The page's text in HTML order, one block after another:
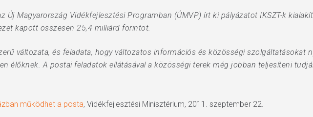
Új Magyarország Vidékfejlesztési Programban (ÚMVP) írt ki pályázatot IKSZT-k
kapott összesen 25,4 milliárd forintot.
változata, és feladata, hogy változatos információs és közösségi szolgáltatásokat
élőknek. A postai feladatok ellátásával a közösségi terek még jobban teljesíteni
működhet a posta, Vidékfejlesztési Minisztérium, 2011. szeptember 22.